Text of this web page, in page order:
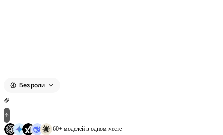
Без роли
60+ моделей в одном месте